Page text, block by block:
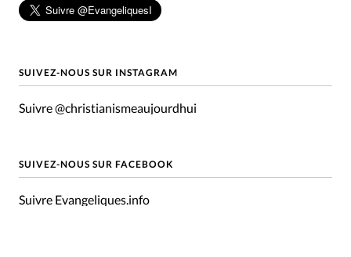
SUIVEZ-NOUS SUR INSTAGRAM
Suivre @christianismeaujourdhui
SUIVEZ-NOUS SUR FACEBOOK
Suivre Evangeliques.info